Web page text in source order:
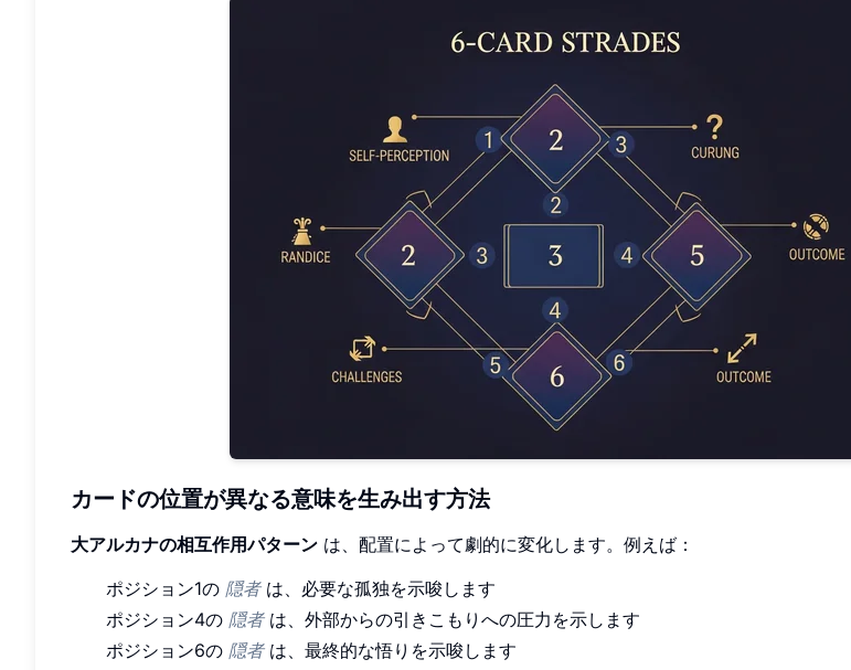
カードの位置が異なる意味を生み出す方法
大アルカナの相互作用パターン は、配置によって劇的に変化します。例えば：
ポジション1の 隠者は、必要な孤独を示唆します
ポジション4の 隠者は、外部からの引きこもりへの圧力を示します
ポジション6の 隠者は、最終的な悟りを示唆します